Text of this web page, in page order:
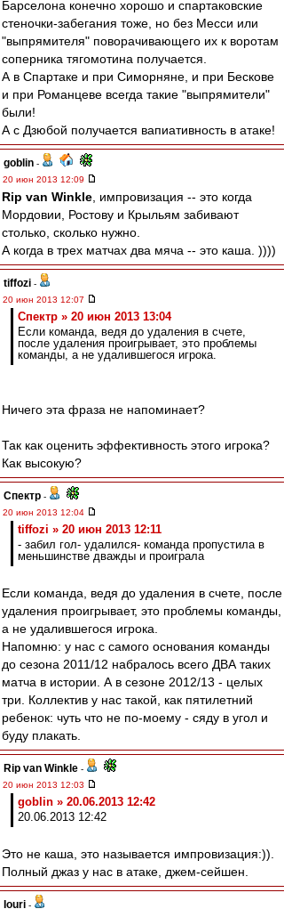
Барселона конечно хорошо и спартаковские
стеночки-забегания тоже, но без Месси или
"выпрямителя" поворачивающего их к воротам
соперника тягомотина получается.
А в Спартаке и при Симорняне, и при Бескове
и при Романцеве всегда такие "выпрямители"
были!
А с Дзюбой получается вапиативность в атаке!
goblin -
20 июн 2013 12:09
Rip van Winkle , импровизация -- это когда
Мордовии, Ростову и Крыльям забивают
столько, сколько нужно.
А когда в трех матчах два мяча -- это каша. ))))
tiffozi -
20 июн 2013 12:07
Спектр » 20 июн 2013 13:04
Если команда, ведя до удаления в счете,
после удаления проигрывает, это проблемы
команды, а не удалившегося игрока.
Ничего эта фраза не напоминает?
Так как оценить эффективность этого игрока?
Как высокую?
Спектр -
20 июн 2013 12:04
tiffozi » 20 июн 2013 12:11
- забил гол- удалился- команда пропустила в
меньшинстве дважды и проиграла
Если команда, ведя до удаления в счете, после
удаления проигрывает, это проблемы команды,
а не удалившегося игрока.
Напомню: у нас с самого основания команды
до сезона 2011/12 набралось всего ДВА таких
матча в истории. А в сезоне 2012/13 - целых
три. Коллектив у нас такой, как пятилетний
ребенок: чуть что не по-моему - сяду в угол и
буду плакать.
Rip van Winkle -
20 июн 2013 12:03
goblin » 20.06.2013 12:42
20.06.2013 12:42
Это не каша, это называется импровизация:)).
Полный джаз у нас в атаке, джем-сейшен.
Iouri -